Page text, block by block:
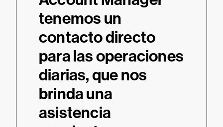
tenemos un
contacto directo
para las operaciones
diarias, que nos
brinda una
asistencia